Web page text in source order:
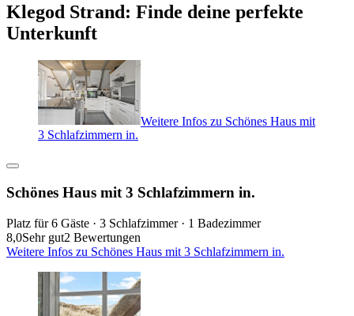
Klegod Strand: Finde deine perfekte
Unterkunft
Weitere Infos zu Schönes Haus mit
3 Schlafzimmern in.
Schönes Haus mit 3 Schlafzimmern in.
Platz für 6 Gäste · 3 Schlafzimmer · 1 Badezimmer
8,0Sehr gut2 Bewertungen
Weitere Infos zu Schönes Haus mit 3 Schlafzimmern in.